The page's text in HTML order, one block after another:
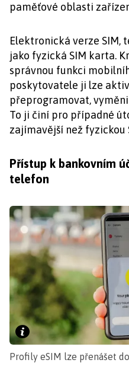
paměťové oblasti
Elektronická verze SIM,
jako fyzická SIM karta.
správnou funkci
poskytovatele ji lze
přeprogramovat,
To ji činí pro případné
zajímavější než fyzickou
Přístup k bankovním
telefon
Profily eSIM lze přenášet